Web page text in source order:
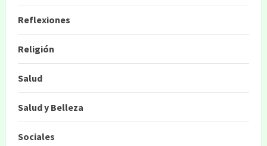
Reflexiones
Religión
Salud
Salud y Belleza
Sociales